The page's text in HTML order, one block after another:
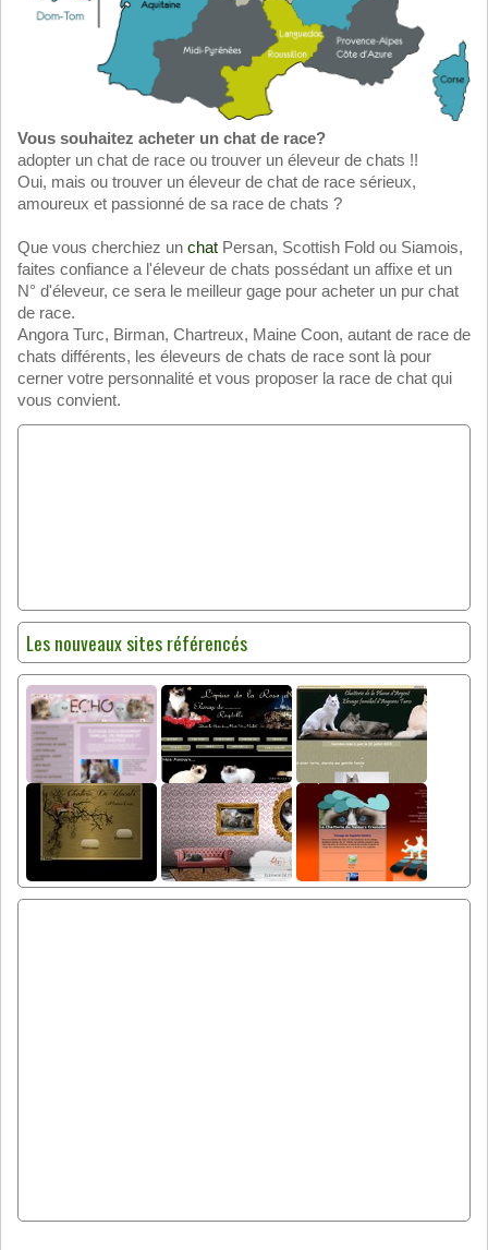
Vous souhaitez acheter un chat de race?
adopter un chat de race ou trouver un éleveur de chats !!
Oui, mais ou trouver un éleveur de chat de race sérieux,
amoureux et passionné de sa race de chats ?
Que vous cherchiez un chat Persan, Scottish Fold ou Siamois,
faites confiance a l'éleveur de chats possédant un affixe et un
N° d'éleveur, ce sera le meilleur gage pour acheter un pur chat
de race.
Angora Turc, Birman, Chartreux, Maine Coon, autant de race de
chats différents, les éleveurs de chats de race sont là pour
cerner votre personnalité et vous proposer la race de chat qui
vous convient.
Les nouveaux sites référencés